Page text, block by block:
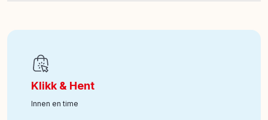
Art nr:100-38109531
Klikk & Hent
Innen en time